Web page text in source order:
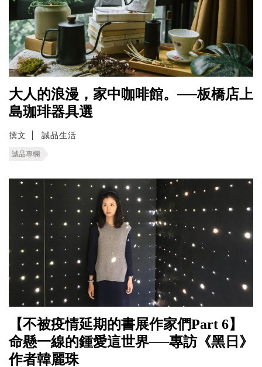
大人的浪漫，家中咖啡館。──板橋店上
島珈琲器具選
撰文 誠品生活
誠品專欄
【不被疫情延期的書展作家們Part 6】
命懸一線的鍾愛這世界──專訪《黑日》
作者韓麗珠